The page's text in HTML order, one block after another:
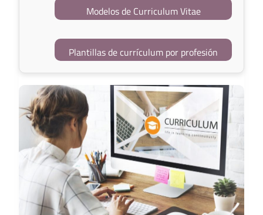
Modelos de Curriculum Vitae
Plantillas de currículum por profesión